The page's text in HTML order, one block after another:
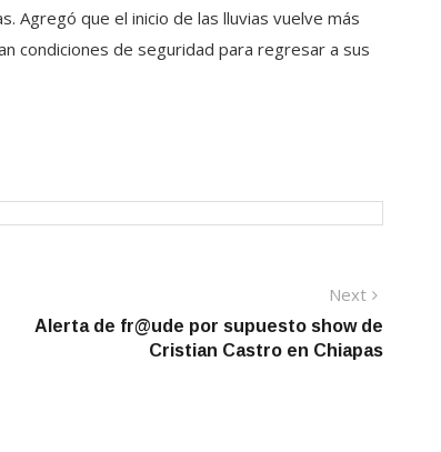
Agregó que el inicio de las lluvias vuelve más
condiciones de seguridad para regresar a sus
Next
Alerta de fr@ude por supuesto show de
Cristian Castro en Chiapas